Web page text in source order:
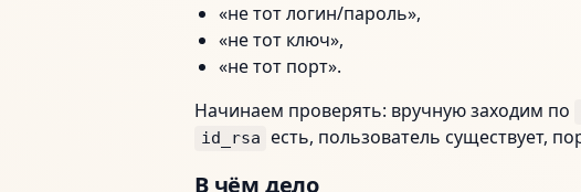
«не тот логин/пароль»,
«не тот ключ»,
«не тот порт».
Начинаем проверять: вручную заходим по
id_rsa есть, пользователь существует,
В чём дело